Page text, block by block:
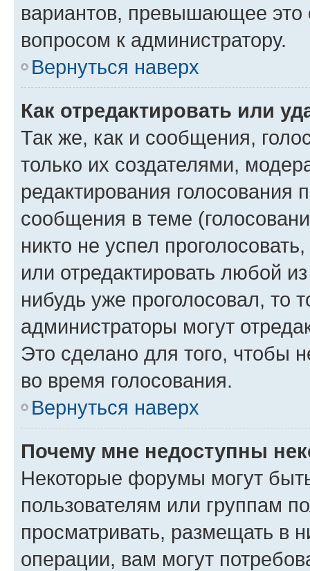
вариантов, превышающее это
вопросом к администратору.
Вернуться наверх
Как отредактировать или
Так же, как и сообщения,
только их создателями,
редактирования голосования
сообщения в теме
никто не успел
или отредактировать любой
нибудь уже проголосовал, то
администраторы могут
Это сделано для того, чтобы
во время голосования.
Вернуться наверх
Почему мне недоступны
Некоторые форумы могут
пользователям или группам
просматривать, размещать в
операции, вам могут